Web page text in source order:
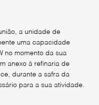
a unidade de
uma capacidade
no momento da sua
anexo à refinaria de
durante a safra da
para a sua atividade.